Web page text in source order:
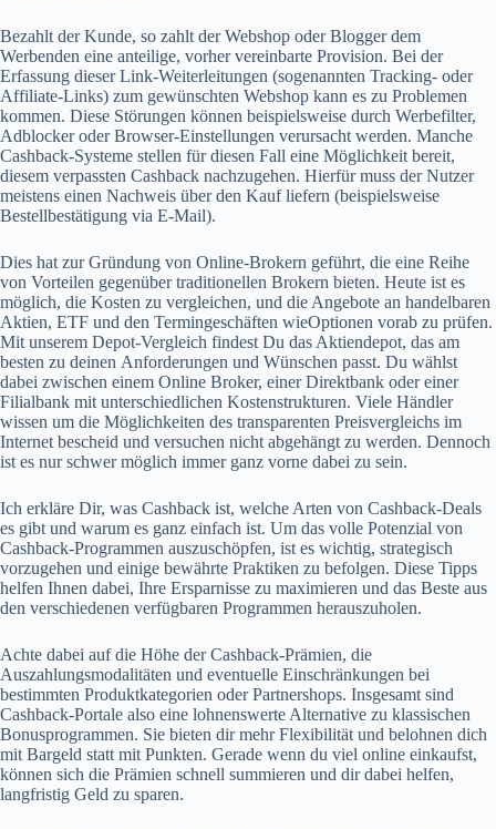
Bezahlt der Kunde, so zahlt der Webshop oder Blogger dem
Werbenden eine anteilige, vorher vereinbarte Provision. Bei der
Erfassung dieser Link-Weiterleitungen (sogenannten Tracking- oder
Affiliate-Links) zum gewünschten Webshop kann es zu Problemen
kommen. Diese Störungen können beispielsweise durch Werbefilter,
Adblocker oder Browser-Einstellungen verursacht werden. Manche
Cashback-Systeme stellen für diesen Fall eine Möglichkeit bereit,
diesem verpassten Cashback nachzugehen. Hierfür muss der Nutzer
meistens einen Nachweis über den Kauf liefern (beispielsweise
Bestellbestätigung via E-Mail).
Dies hat zur Gründung von Online-Brokern geführt, die eine Reihe
von Vorteilen gegenüber traditionellen Brokern bieten. Heute ist es
möglich, die Kosten zu vergleichen, und die Angebote an handelbaren
Aktien, ETF und den Termingeschäften wieOptionen vorab zu prüfen.
Mit unserem Depot-Vergleich findest Du das Aktiendepot, das am
besten zu deinen Anforderungen und Wünschen passt. Du wählst
dabei zwischen einem Online Broker, einer Direktbank oder einer
Filialbank mit unterschiedlichen Kostenstrukturen. Viele Händler
wissen um die Möglichkeiten des transparenten Preisvergleichs im
Internet bescheid und versuchen nicht abgehängt zu werden. Dennoch
ist es nur schwer möglich immer ganz vorne dabei zu sein.
Ich erkläre Dir, was Cashback ist, welche Arten von Cashback-Deals
es gibt und warum es ganz einfach ist. Um das volle Potenzial von
Cashback-Programmen auszuschöpfen, ist es wichtig, strategisch
vorzugehen und einige bewährte Praktiken zu befolgen. Diese Tipps
helfen Ihnen dabei, Ihre Ersparnisse zu maximieren und das Beste aus
den verschiedenen verfügbaren Programmen herauszuholen.
Achte dabei auf die Höhe der Cashback-Prämien, die
Auszahlungsmodalitäten und eventuelle Einschränkungen bei
bestimmten Produktkategorien oder Partnershops. Insgesamt sind
Cashback-Portale also eine lohnenswerte Alternative zu klassischen
Bonusprogrammen. Sie bieten dir mehr Flexibilität und belohnen dich
mit Bargeld statt mit Punkten. Gerade wenn du viel online einkaufst,
können sich die Prämien schnell summieren und dir dabei helfen,
langfristig Geld zu sparen.